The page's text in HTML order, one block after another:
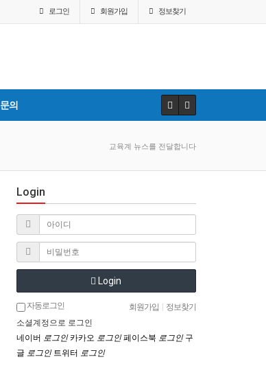
로그인 회원가입 정보찾기
문의
교육계 뉴스를 전달합니다
Login
Login
자동로그인 회원가입
정보찾기
소셜계정으로 로그인
네이버 로그인 카카오 로그인 페이스북 로그인 구
글 로그인 트위터 로그인